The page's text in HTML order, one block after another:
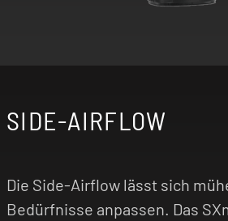
SIDE-AIRFLOW
Die Side-Airflow lässt sich
Bedürfnisse anpassen. Das